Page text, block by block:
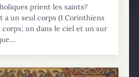
prient les saints?
a un seul corps (1 Corinthiens
corps; un dans le ciel et un sur